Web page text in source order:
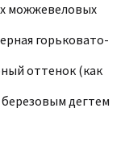
можжевеловых
горьковато-
оттенок (как
дегтем